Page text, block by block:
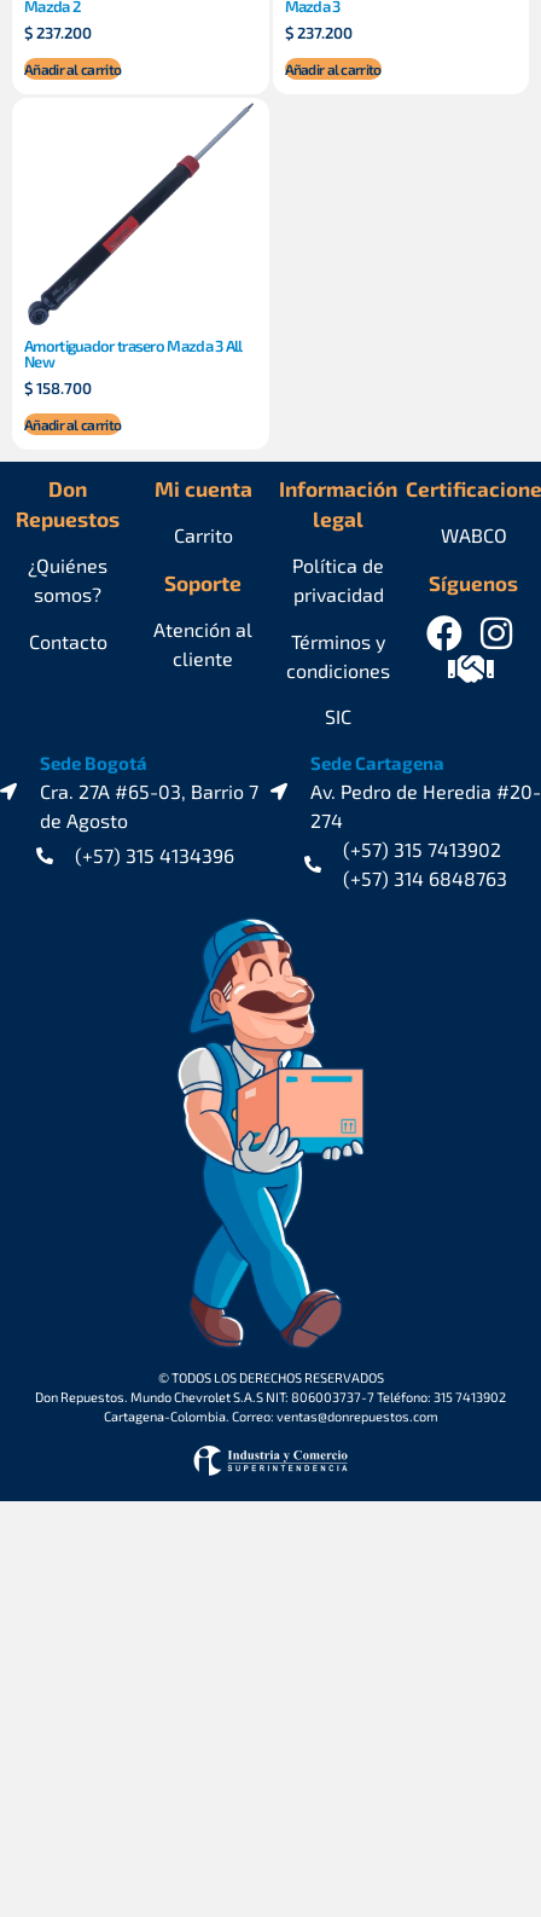
Mazda 2
$237.200
Añadir al carrito
Mazda 3
$237.200
Añadir al carrito
Amortiguador trasero Mazda 3 All
New
$158.700
Añadir al carrito
Don
Repuestos
¿Quiénes
somos?
Contacto
Mi cuenta
Carrito
Soporte
Atención al
cliente
Información
legal
Política de
privacidad
Términos y
condiciones
SIC
Síguenos
WABCO
Sede Bogotá
Cra. 27A #65-03, Barrio 7
de Agosto
(+57) 315 4134396
Sede Cartagena
Av. Pedro de Heredia #20-
274
(+57) 315 7413902
(+57) 314 6848763
© TODOS LOS DERECHOS RESERVADOS
Don Repuestos. Mundo Chevrolet S.A.S NIT: 806003737-7 Teléfono: 315 7413902
Cartagena-Colombia. Correo: ventas@donrepuestos.com